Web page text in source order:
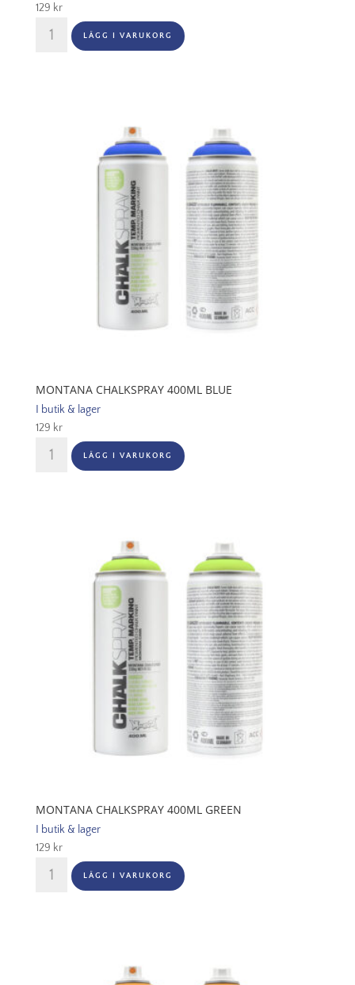
129 kr
Montana
Chalkspray
LÄGG I VARUKORG
MONTANA CHALKSPRAY 400ML BLUE
I butik & lager
129 kr
Montana
Chalkspray
LÄGG I VARUKORG
MONTANA CHALKSPRAY 400ML GREEN
I butik & lager
129 kr
Montana
Chalkspray
LÄGG I VARUKORG